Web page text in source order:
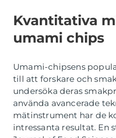
Kvantitativa
umami chips
Umami-chipsens
till att forskare och
undersöka deras
använda avancerade
mätinstrument har de
intressanta resultat. En